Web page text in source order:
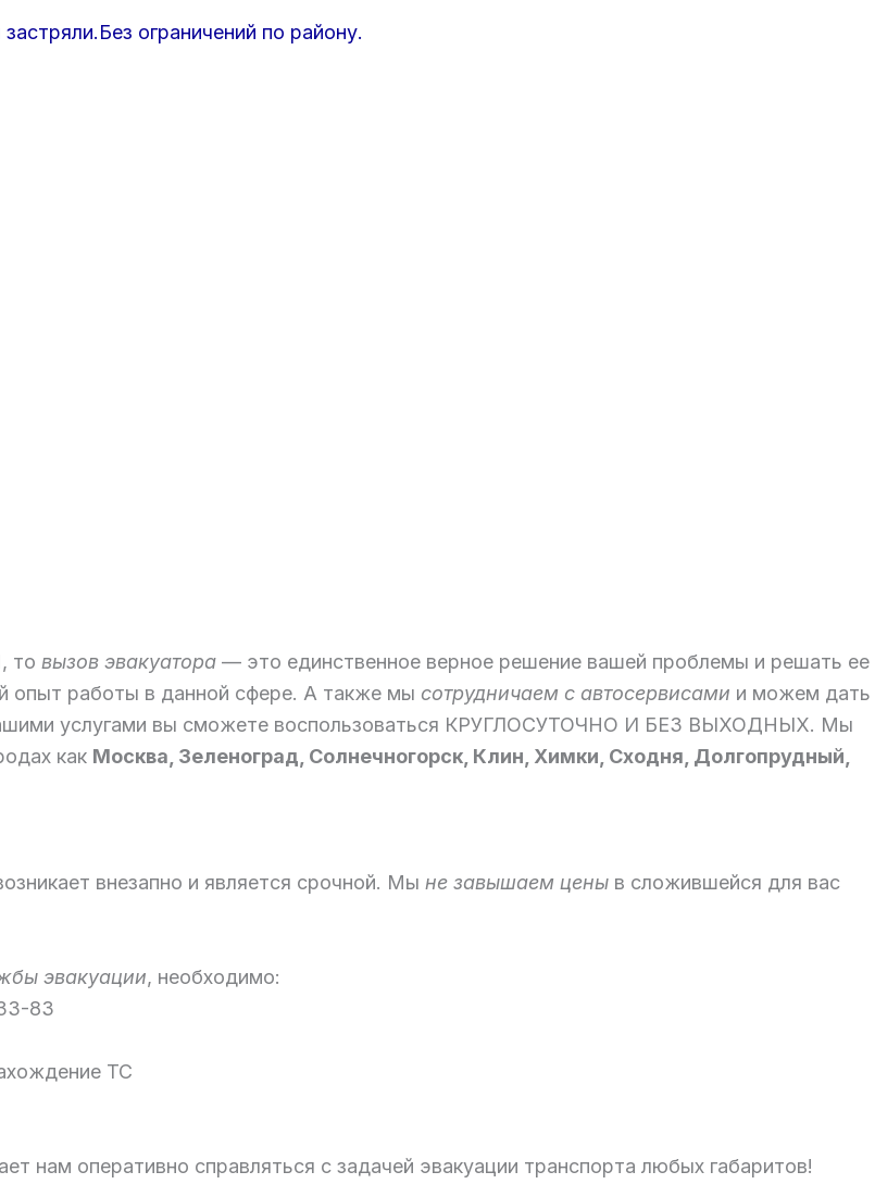
ограничений по району.
то вызов эвакуатора — это единственное верное решение вашей проблемы и решать ее
опыт работы в данной сфере. А также мы сотрудничаем с автосервисами и можем дать
услугами вы сможете воспользоваться КРУГЛОСУТОЧНО И БЕЗ ВЫХОДНЫХ. Мы
как Москва, Зеленоград, Солнечногорск, Клин, Химки, Сходня, Долгопрудный,
внезапно и является срочной. Мы не завышаем цены в сложившейся для вас
эвакуации, необходимо:
83
ТС
нам оперативно справляться с задачей эвакуации транспорта любых габаритов!